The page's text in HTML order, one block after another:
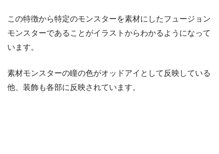
この特徴から特定のモンスターを素材にしたフュージョン
モンスターであることがイラストからわかるようになって
います。
素材モンスターの瞳の色がオッドアイとして反映している
他、装飾も各部に反映されています。